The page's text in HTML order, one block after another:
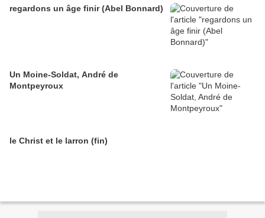
regardons un âge finir (Abel Bonnard)
Un Moine-Soldat, André de
Montpeyroux
le Christ et le larron (fin)